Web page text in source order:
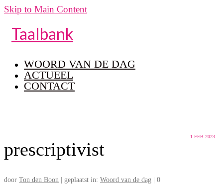
Skip to Main Content
Taalbank
WOORD VAN DE DAG
ACTUEEL
CONTACT
1 FEB 2023
prescriptivist
door Ton den Boon geplaatst in: Woord van de dag 0